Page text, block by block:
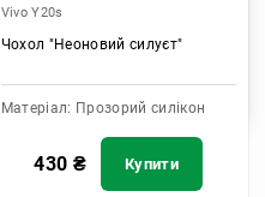
Vivo Y20s
Чохол "Неоновий силуєт"
Матеріал: Прозорий силікон
430 ₴ Купити